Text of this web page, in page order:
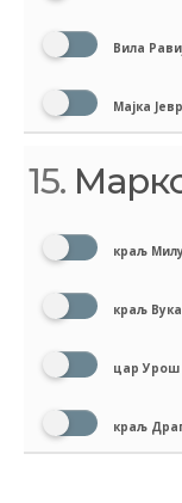
Вила
Мајка
15.
краљ
краљ
цар Урош
краљ